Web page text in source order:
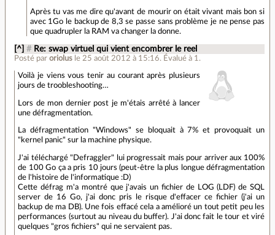
Après tu vas me dire qu'avant de mourir on était vivant mais bon si
avec 1Go le backup de 8,3 se passe sans problème je ne pense pas
que quadrupler la RAM va changer la donne.
[^] # Re: swap virtuel qui vient encombrer le reel
Posté paroriolus le 25 août 2012 à 15:16. Évalué à 1 .
Voilà je viens vous tenir au courant après plusieurs
jours de troobleshooting…
Lors de mon dernier post je m'étais arrêté à lancer
une défragmentation.
La défragmentation "Windows" se bloquait à 7% et provoquait un
"kernel panic" sur la machine physique.
J'ai téléchargé "Defraggler" lui progressait mais pour arriver aux 100%
de 100 Go ça a pris 10 jours (peut-être la plus longue défragmentation
de l'histoire de l'informatique :D)
Cette défrag m'a montré que j'avais un fichier de LOG (LDF) de SQL
server de 16 Go, j'ai donc pris le risque d'effacer ce fichier (j'ai un
backup de ma DB). Une fois effacé cela a amélioré un tout petit peu les
performances (surtout au niveau du buffer). J'ai donc fait le tour et viré
quelques "gros fichiers" qui ne servaient pas.